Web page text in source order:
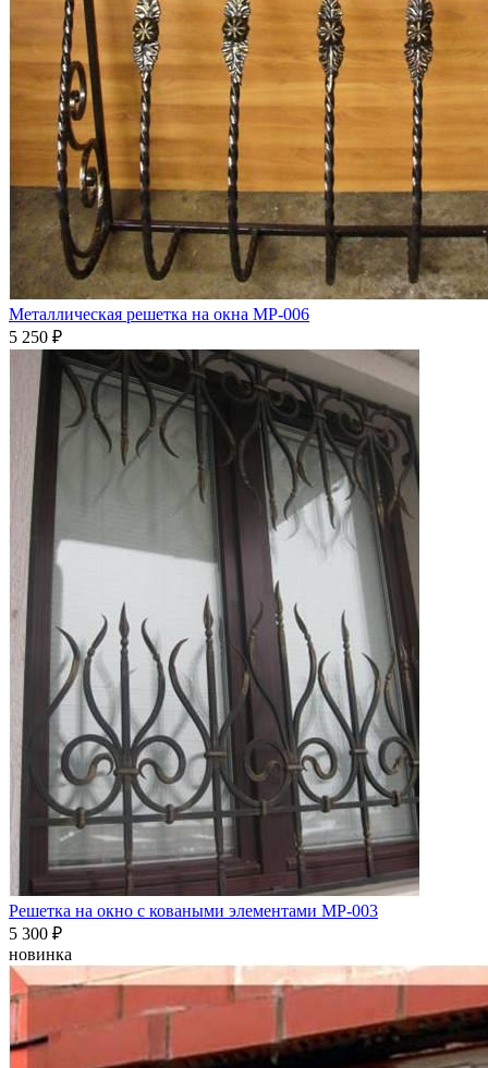
Металлическая решетка на окна МР-006
5 250 ₽
Решетка на окно с коваными элементами МР-003
5 300 ₽
новинка